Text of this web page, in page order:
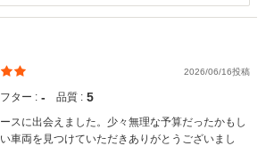
ださい。 今後ともよろしくお願い
2026/06/16投稿
ター : ‐ 品質 : 5
スに出会えました。少々無理な予算だったかもし
車両を見つけていただきありがとうございまし